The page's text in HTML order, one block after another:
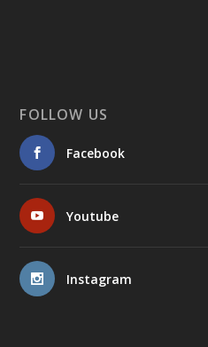
FOLLOW US
Facebook
Youtube
Instagram